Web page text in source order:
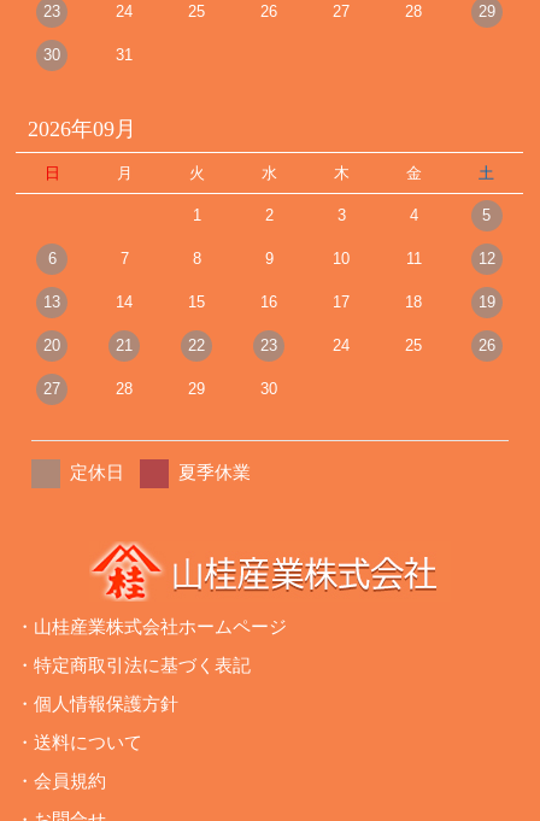
23 24 25 26 27 28 29
30 31
2026年09月
日 月 火 水 木 金 土
1 2 3 4 5
6 7 8 9 10 11 12
13 14 15 16 17 18 19
20 21 22 23 24 25 26
27 28 29 30
定休日 夏季休業
・山桂産業株式会社ホームページ
・特定商取引法に基づく表記
・個人情報保護方針
・送料について
・会員規約